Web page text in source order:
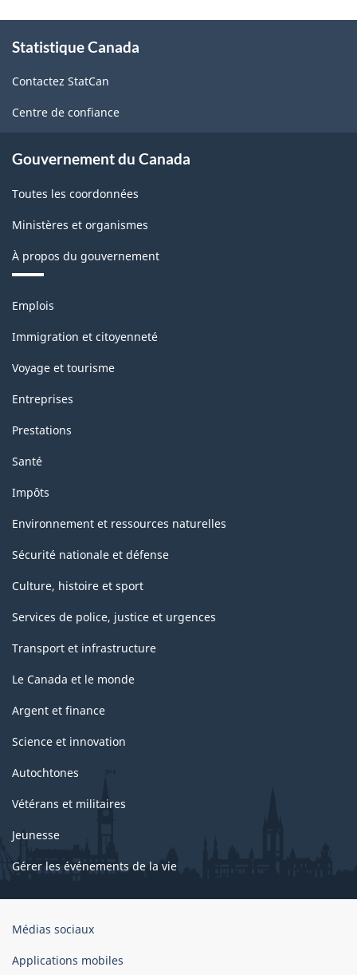
-
Regroupements
principaux
de
-
la
classification
propos
ce
site
Statistique Canada
Contactez StatCan
Centre de confiance
Gouvernement du Canada
Toutes les coordonnées
Ministères et organismes
À propos du gouvernement
Thèmes
sujets
Emplois
Immigration et citoyenneté
Voyage et tourisme
Entreprises
Prestations
Santé
Impôts
Environnement et ressources naturelles
Sécurité nationale et défense
Culture, histoire et sport
Services de police, justice et urgences
Transport et infrastructure
Le Canada et le monde
Argent et finance
Science et innovation
Autochtones
Vétérans et militaires
Jeunesse
Gérer les événements de la vie
Organisation
gouvernement
Médias sociaux
Applications mobiles